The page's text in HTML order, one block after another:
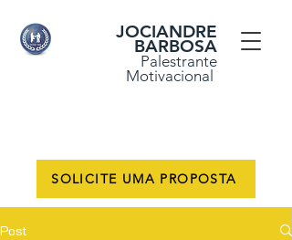
JOCIANDRE
BARBOSA
Palestrante
Motivacional
SOLICITE UMA PROPOSTA
Post